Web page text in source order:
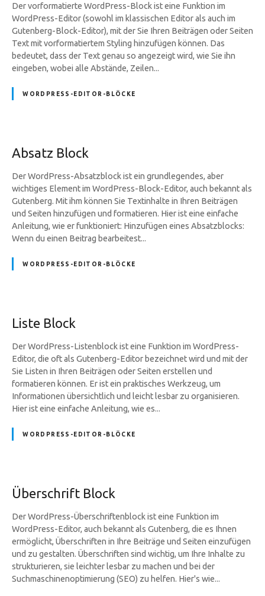
Der vorformatierte WordPress-Block ist eine Funktion im
WordPress-Editor (sowohl im klassischen Editor als auch im
Gutenberg-Block-Editor), mit der Sie Ihren Beiträgen oder Seiten
Text mit vorformatiertem Styling hinzufügen können. Das
bedeutet, dass der Text genau so angezeigt wird, wie Sie ihn
eingeben, wobei alle Abstände, Zeilen...
WORDPRESS-EDITOR-BLÖCKE
Absatz Block
Der WordPress-Absatzblock ist ein grundlegendes, aber
wichtiges Element im WordPress-Block-Editor, auch bekannt als
Gutenberg. Mit ihm können Sie Textinhalte in Ihren Beiträgen
und Seiten hinzufügen und formatieren. Hier ist eine einfache
Anleitung, wie er funktioniert: Hinzufügen eines Absatzblocks:
Wenn du einen Beitrag bearbeitest...
WORDPRESS-EDITOR-BLÖCKE
Liste Block
Der WordPress-Listenblock ist eine Funktion im WordPress-
Editor, die oft als Gutenberg-Editor bezeichnet wird und mit der
Sie Listen in Ihren Beiträgen oder Seiten erstellen und
formatieren können. Er ist ein praktisches Werkzeug, um
Informationen übersichtlich und leicht lesbar zu organisieren.
Hier ist eine einfache Anleitung, wie es...
WORDPRESS-EDITOR-BLÖCKE
Überschrift Block
Der WordPress-Überschriftenblock ist eine Funktion im
WordPress-Editor, auch bekannt als Gutenberg, die es Ihnen
ermöglicht, Überschriften in Ihre Beiträge und Seiten einzufügen
und zu gestalten. Überschriften sind wichtig, um Ihre Inhalte zu
strukturieren, sie leichter lesbar zu machen und bei der
Suchmaschinenoptimierung (SEO) zu helfen. Hier's wie...